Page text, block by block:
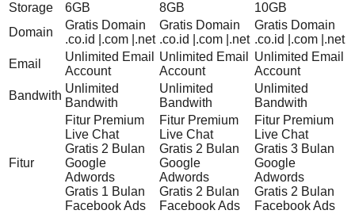
Storage 6GB 8GB
10GB
Domain
Gratis Domain
.co.id |.com |.net
Gratis Domain
.co.id |.com |.net
Gratis Domain
.co.id |.com |.net
Email
Unlimited Email
Account
Unlimited Email
Account
Unlimited Email
Account
Bandwith
Unlimited
Bandwith
Unlimited
Bandwith
Unlimited
Bandwith
Fitur
Fitur Premium
Live Chat
Gratis 2 Bulan
Google
Adwords
Gratis 1 Bulan
Facebook Ads
Fitur Premium
Live Chat
Gratis 2 Bulan
Google
Adwords
Gratis 2 Bulan
Facebook Ads
Fitur Premium
Live Chat
Gratis 3 Bulan
Google
Adwords
Gratis 2 Bulan
Facebook Ads